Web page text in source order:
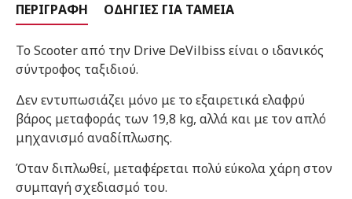
ΠΕΡΙΓΡΑΦΉ ΟΔΗΓΊΕΣ ΓΙΑ ΤΑΜΕΊΑ
Το Scooter από την Drive DeVilbiss είναι ο ιδανικός
σύντροφος ταξιδιού.
Δεν εντυπωσιάζει μόνο με το εξαιρετικά ελαφρύ
βάρος μεταφοράς των 19,8 kg, αλλά και με τον απλό
μηχανισμό αναδίπλωσης.
Όταν διπλωθεί, μεταφέρεται πολύ εύκολα χάρη στον
συμπαγή σχεδιασμό του.